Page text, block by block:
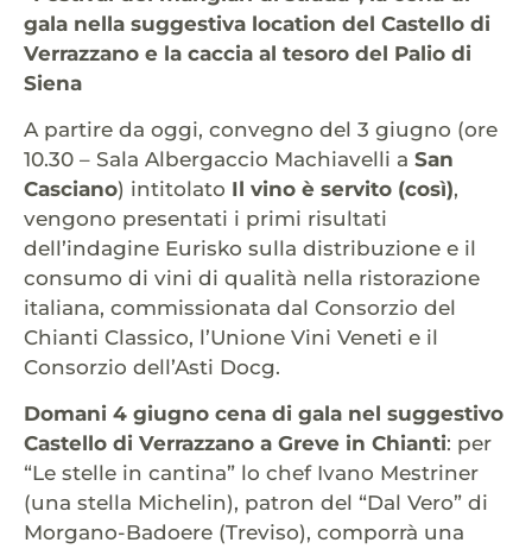
gala nella suggestiva location del Castello di
Verrazzano e la caccia al tesoro del Palio di
Siena
A partire da oggi, convegno del 3 giugno (ore
10.30 – Sala Albergaccio Machiavelli a San
Casciano) intitolato Il vino è servito (così),
vengono presentati i primi risultati
dell’indagine Eurisko sulla distribuzione e il
consumo di vini di qualità nella ristorazione
italiana, commissionata dal Consorzio del
Chianti Classico, l’Unione Vini Veneti e il
Consorzio dell’Asti Docg.
Domani 4 giugno cena di gala nel suggestivo
Castello di Verrazzano a Greve in Chianti: per
“Le stelle in cantina” lo chef Ivano Mestriner
(una stella Michelin), patron del “Dal Vero” di
Morgano-Badoere (Treviso), comporrà una